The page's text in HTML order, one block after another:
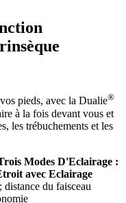
pieds, avec la Dualie®
à la fois devant vous et
les trébuchements et les
Modes D'Eclairage :
avec Eclairage
distance du faisceau